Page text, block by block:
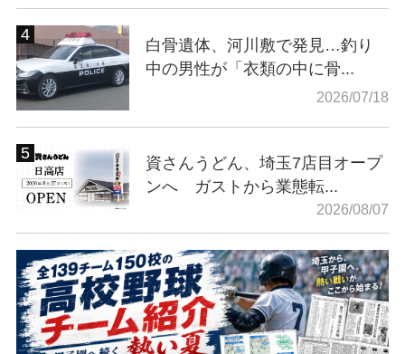
白骨遺体、河川敷で発見…釣り
中の男性が「衣類の中に骨...
2026/07/18
資さんうどん、埼玉7店目オープ
ンへ ガストから業態転...
2026/08/07